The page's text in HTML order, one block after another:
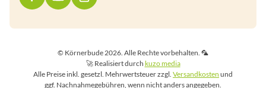
© Körnerbude 2026. Alle Rechte vorbehalten. 🦜
🚀 Realisiert durch kuzo media
Alle Preise inkl. gesetzl. Mehrwertsteuer zzgl. Versandkosten und
ggf. Nachnahmegebühren, wenn nicht anders angegeben.